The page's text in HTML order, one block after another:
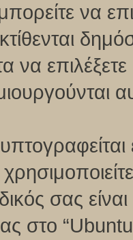
να
να
σας
στο